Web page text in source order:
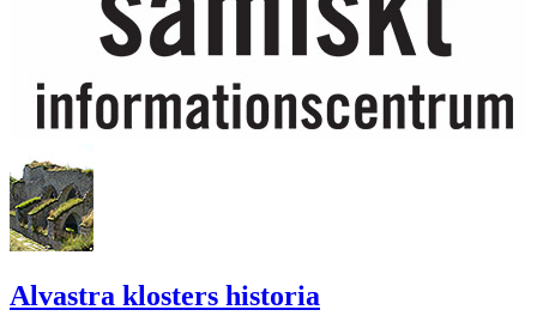
Alvastra klosters historia